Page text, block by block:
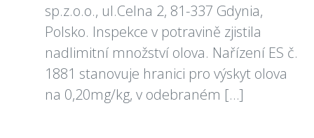
sp.z.o.o., ul.Celna 2, 81-337 Gdynia,
Polsko. Inspekce v potravině zjistila
nadlimitní množství olova. Nařízení ES č.
1881 stanovuje hranici pro výskyt olova
na 0,20mg/kg, v odebraném […]